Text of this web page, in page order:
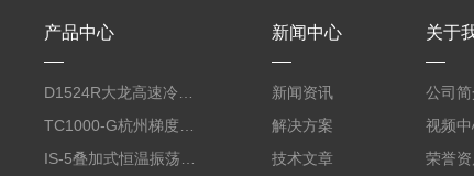
产品中心 新闻中心
新闻资讯
解决方案
技术文章
关于
公司简
视频
荣誉资